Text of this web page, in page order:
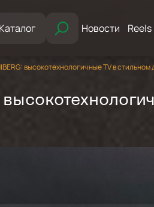
Каталог Новости Reels
высокотехнологичные TV в стильном